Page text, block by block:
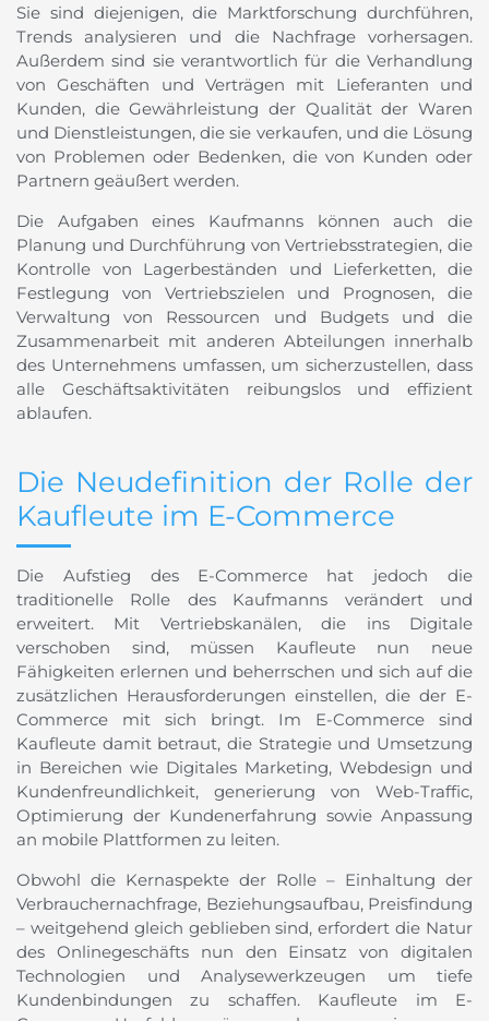
Sie sind diejenigen, die Marktforschung durchführen,
Trends analysieren und die Nachfrage vorhersagen.
Außerdem sind sie verantwortlich für die Verhandlung
von Geschäften und Verträgen mit Lieferanten und
Kunden, die Gewährleistung der Qualität der Waren
und Dienstleistungen, die sie verkaufen, und die Lösung
von Problemen oder Bedenken, die von Kunden oder
Partnern geäußert werden.
Die Aufgaben eines Kaufmanns können auch die
Planung und Durchführung von Vertriebsstrategien, die
Kontrolle von Lagerbeständen und Lieferketten, die
Festlegung von Vertriebszielen und Prognosen, die
Verwaltung von Ressourcen und Budgets und die
Zusammenarbeit mit anderen Abteilungen innerhalb
des Unternehmens umfassen, um sicherzustellen, dass
alle Geschäftsaktivitäten reibungslos und effizient
ablaufen.
Die Neudefinition der Rolle der
Kaufleute im E-Commerce
Die Aufstieg des E-Commerce hat jedoch die
traditionelle Rolle des Kaufmanns verändert und
erweitert. Mit Vertriebskanälen, die ins Digitale
verschoben sind, müssen Kaufleute nun neue
Fähigkeiten erlernen und beherrschen und sich auf die
zusätzlichen Herausforderungen einstellen, die der E-
Commerce mit sich bringt. Im E-Commerce sind
Kaufleute damit betraut, die Strategie und Umsetzung
in Bereichen wie Digitales Marketing, Webdesign und
Kundenfreundlichkeit, generierung von Web-Traffic,
Optimierung der Kundenerfahrung sowie Anpassung
an mobile Plattformen zu leiten.
Obwohl die Kernaspekte der Rolle – Einhaltung der
Verbrauchernachfrage, Beziehungsaufbau, Preisfindung
– weitgehend gleich geblieben sind, erfordert die Natur
des Onlinegeschäfts nun den Einsatz von digitalen
Technologien und Analysewerkzeugen um tiefe
Kundenbindungen zu schaffen. Kaufleute im E-